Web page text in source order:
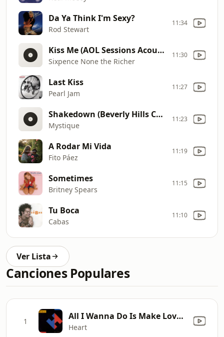
Da Ya Think I'm Sexy?
Rod Stewart
11:34
Kiss Me (AOL Sessions Acoustic Version)
Sixpence None the Richer
11:30
Last Kiss
Pearl Jam
11:27
Shakedown (Beverly Hills Cop 2)
Mystique
11:23
A Rodar Mi Vida
Fito Páez
11:19
Sometimes
Britney Spears
11:15
Tu Boca
Cabas
11:10
Ver Lista
Canciones Populares
1 All I Wanna Do Is Make Love to You
Heart